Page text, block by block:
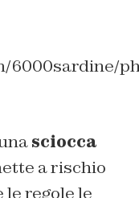
sciocca
a rischio
regole le